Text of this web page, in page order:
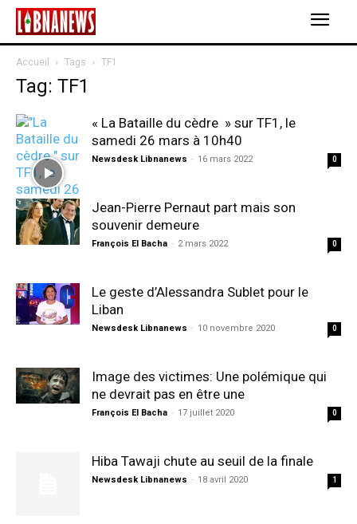
Accueil Tags TF1
Tag: TF1
« La Bataille du cèdre » sur TF1, le
samedi 26 mars à 10h40
Newsdesk Libnanews - 16 mars 2022 0
Jean-Pierre Pernaut part mais son
souvenir demeure
François El Bacha - 2 mars 2022 0
Le geste d’Alessandra Sublet pour le
Liban
Newsdesk Libnanews - 10 novembre 2020 0
Image des victimes: Une polémique qui
ne devrait pas en être une
François El Bacha - 17 juillet 2020 0
Hiba Tawaji chute au seuil de la finale
Newsdesk Libnanews - 18 avril 2020 1